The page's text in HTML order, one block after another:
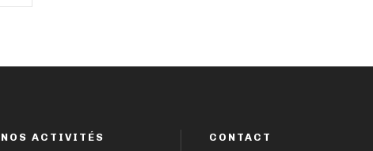
NOS ACTIVITÉS CONTACT